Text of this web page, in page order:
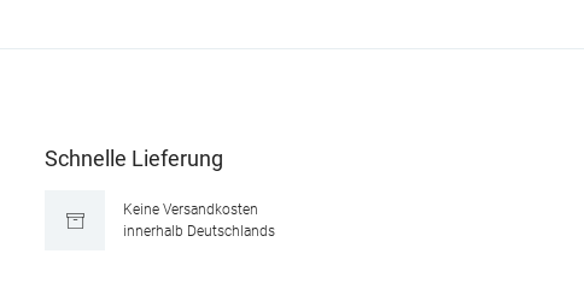
Schnelle Lieferung
Keine Versandkosten
innerhalb Deutschlands